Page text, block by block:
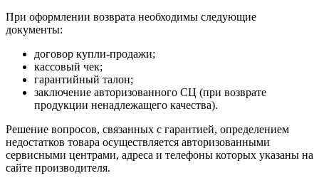
При оформлении возврата необходимы следующие
документы:
договор купли-продажи;
кассовый чек;
гарантийный талон;
заключение авторизованного СЦ (при возврате
продукции ненадлежащего качества).
Решение вопросов, связанных с гарантией, определением
недостатков товара осуществляется авторизованными
сервисными центрами, адреса и телефоны которых указаны на
сайте производителя.